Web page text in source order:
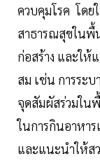
ควบคุมโรค โดย
สาธารณสุขในพื้
ก่อสร้าง และให้
สม เช่น การระ
จุดสัมผัสร่วมใน
ในการกินอาหา
และแนะนำให้ส